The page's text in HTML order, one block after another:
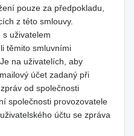
pouze za předpokladu,
z této smlouvy.
s uživatelem
těmito smluvními
na uživatelích, aby
účet zadaný při
od společnosti
společnosti provozovatele
účtu se zpráva